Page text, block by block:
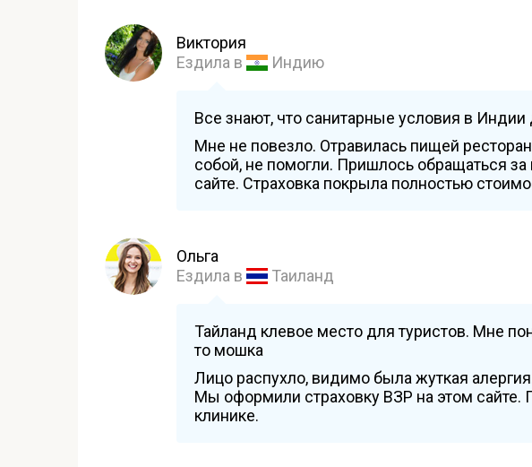
Виктория
Ездила в
Индию
Все знают, что санитарные условия в Индии
Мне не повезло. Отравилась пищей
собой, не помогли. Пришлось обращаться
сайте. Страховка покрыла полностью
Ольга
Ездила в
Таиланд
Тайланд клевое место для туристов. Мне
то мошка
Лицо распухло, видимо была жуткая
Мы оформили страховку ВЗР на этом
клинике.